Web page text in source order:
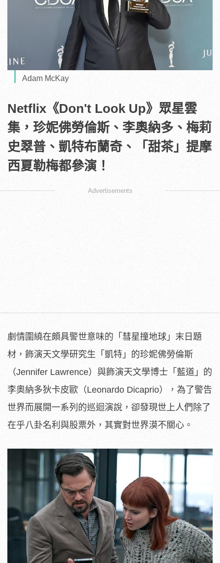
Adam McKay
Netflix《Don't Look Up》眾星雲
集，珍妮佛勞倫斯、李奧納多、梅莉
史翠普、凱特布蘭奇、「甜茶」提摩
西夏勒梅都參演！
Advertisements
劇情圍繞在頗具警世意味的「彗星撞地球」末日題
材，飾演天文學研究生「凱特」的珍妮佛勞倫斯
（Jennifer Lawrence）與飾演天文學博士「藍道」的
李奧納多狄卡皮歐（Leonardo Dicaprio），為了警告
世界而展開一系列的巡迴演說，卻發現世上人們除了
在乎八卦名利與股票外，其實對世界漠不關心。